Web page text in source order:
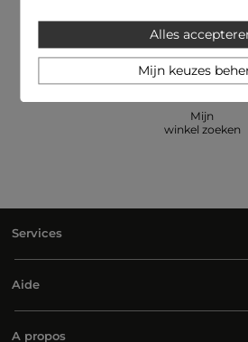
Mijn
winkel zoeken
Services
Aide
A propos
Alles
Mijn keuzes